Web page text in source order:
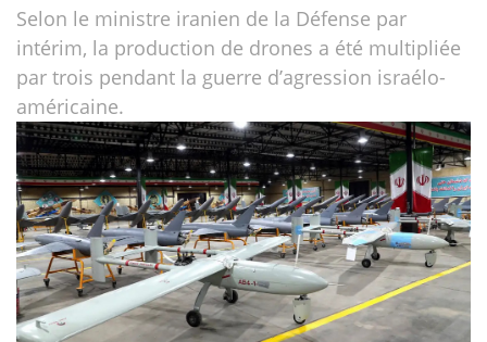
Selon le ministre iranien de la Défense par
intérim, la production de drones a été multipliée
par trois pendant la guerre d’agression israélo-
américaine.